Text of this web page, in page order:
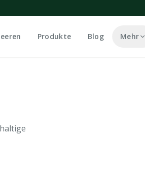
Produkte Blog Mehr